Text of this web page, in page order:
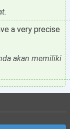
a very precise
akan memiliki